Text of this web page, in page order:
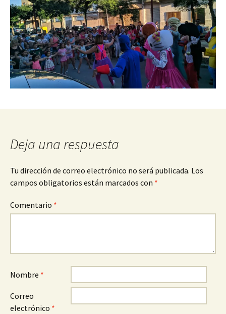
Deja una respuesta
Tu dirección de correo electrónico no será publicada. Los
campos obligatorios están marcados con *
Comentario *
Nombre *
Correo
electrónico *